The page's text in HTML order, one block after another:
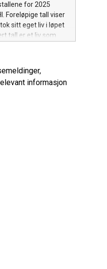
for 2025
Foreløpige tall viser
sitt eget liv i løpet
tall er et liv som
i tide.
informasjon